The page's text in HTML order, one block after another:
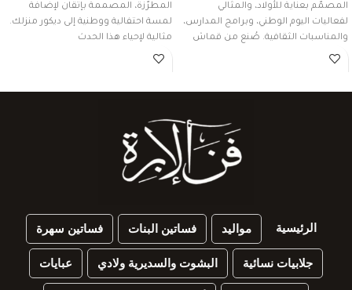
المصمّم بعناية للأولاد، والمثالي
لفعاليات اليوم الوطني، وبرامج المدارس،
والمناسبات الثقافية. صُنع من قماش
المطرّزة، المصممة بإتقان لإضافة
لمسة احتفالية ووطنية إلى ديكور منزلك.
مثالية لإحياء هذا الحدث
الرئيسية مواليد فساتين البنات فساتين سهرة
جلابيات نسائية البشوت والسديرية ولادي عبايات